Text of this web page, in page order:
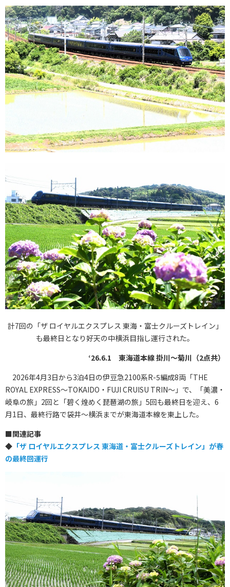
計7回の「ザ ロイヤルエクスプレス 東海・富士クルーズトレイン」
も最終日となり好天の中横浜目指し運行された。
‘26.6.1 東海道本線 掛川～菊川（2点共）
2026年4月3日から3泊4日の伊豆急2100系R-5編成8両「THE
ROYAL EXPRESS～TOKAIDO・FUJI CRUISU TRIN～」で、「美濃・
岐阜の旅」2回と「碧く煌めく琵琶湖の旅」5回も最終日を迎え、6
月1日、最終行路で袋井～横浜までが東海道本線を東上した。
■関連記事
◆ 「ザ ロイヤルエクスプレス 東海道・富士クルーズトレイン」が春
の最終回運行